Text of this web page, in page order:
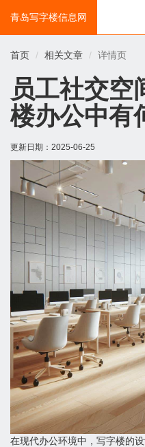
青岛写字楼信息网
首页 相关文章 详情页
员工社交空
楼办公中有
更新日期： 2025-06-25
在现代办公环境中，写字楼的